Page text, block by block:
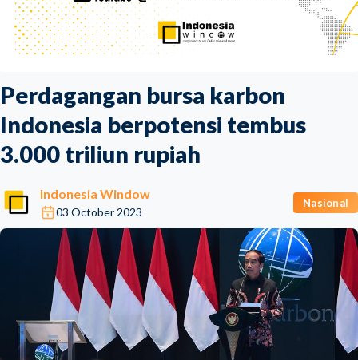
Perdagangan bursa karbon
Indonesia berpotensi tembus
3.000 triliun rupiah
Indonesia Window
03 October 2023
Nasional